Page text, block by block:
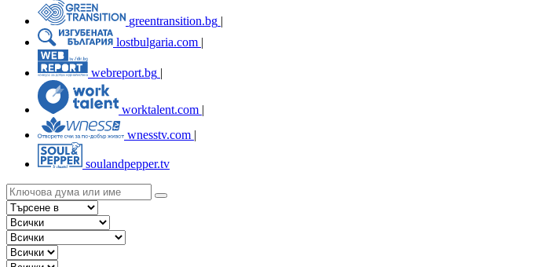
greentransition.bg |
lostbulgaria.com |
webreport.bg
worktalent.com |
wnesstv.com |
soulandpepper.tv